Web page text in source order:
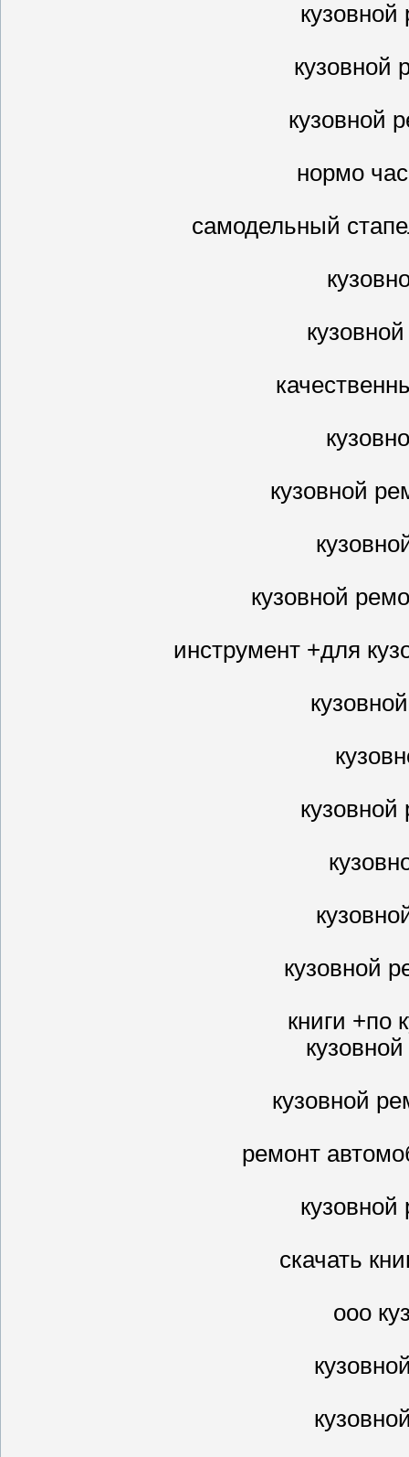
кузовной
кузовной
нормо
самодельный
кузовной
кузовной
инструмент +для
кузовной
книги +по
кузовной
ремонт
скачать
ооо